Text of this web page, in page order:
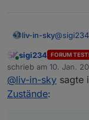
liv-in-sky@sigi234
Online
sigi234 FORUM
schrieb am 10. Jan.
zuletzt editiert von
@liv-in-sky sagte
Zustände: